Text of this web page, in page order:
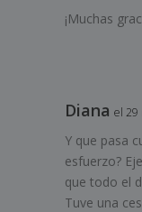
¡Muchas
Diana el 29
Y que pasa
esfuerzo?
que todo el
Tuve una